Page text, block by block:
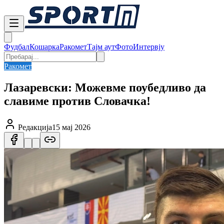
ФудбалКошаркаРакометТајм аутФотоИнтервју
Ракомет
Лазаревски: Можевме поубедливо да
славиме против Словачка!
Редакција15 мај 2026